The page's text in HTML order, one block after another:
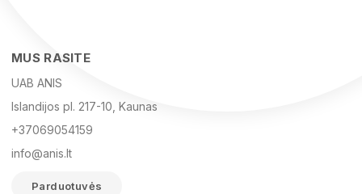
MUS RASITE
UAB ANIS
Islandijos pl. 217-10, Kaunas
+37069054159
info@anis.lt
Parduotuvės